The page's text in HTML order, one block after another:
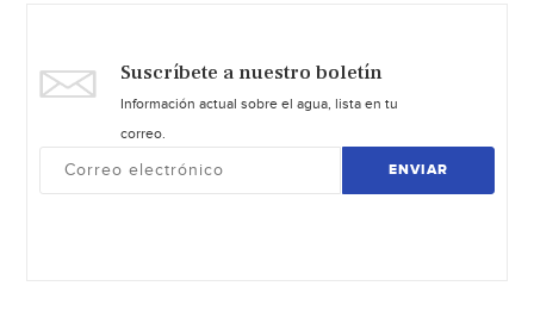
Suscríbete a nuestro boletín
Información actual sobre el agua, lista en tu
correo.
ENVIAR